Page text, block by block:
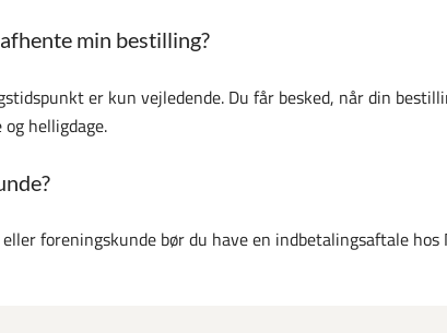
min bestilling?
er kun vejledende. Du får besked, når din
helligdage.
foreningskunde bør du have en indbetalingsaftale hos